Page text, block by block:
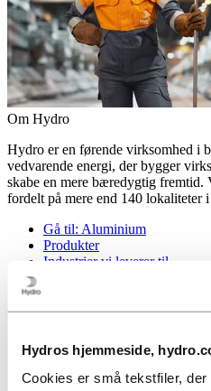
Hydros hjemmeside,
Cookies er små tekstfiler,
Om Hydro
Hydro er en førende virksomhed i
vedvarende energi, der bygger
skabe en mere bæredygtig fremtid.
fordelt på mere end 140 lokaliteter
Gå til: Aluminium
Produkter
Industrier vi leverer til
Gå til:Bæredygtighed
Vores tilgang
Bæredygtighedsrapportering